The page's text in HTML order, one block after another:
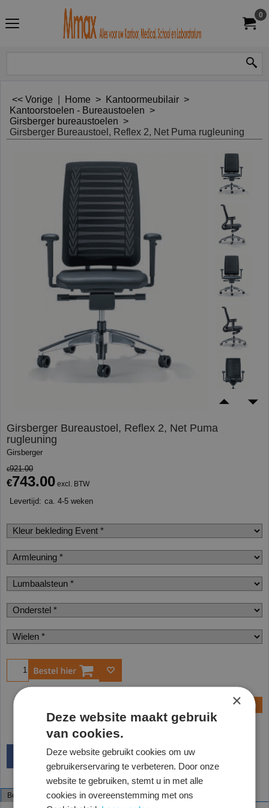
0
<< Vorige Home > Kantoormeubilair >
Kantoorstoelen - Bureaustoelen >
Girsberger bureaustoelen >
Girsberger Bureaustoel, Reflex 2, Net Puma rugleuning
Girsberger Bureaustoel, Reflex 2, Net Puma
rugleuning
Girsberger
€921.00
€743.00 excl. BTW
Levertijd: ca. 4-5 weken
Bestel
Vraag een monster aan
Beschrijving
×
Deze website maakt gebruik
van cookies.
Deze website gebruikt cookies om uw
gebruikerservaring te verbeteren. Door onze
website te gebruiken, stemt u in met alle
cookies in overeenstemming met ons